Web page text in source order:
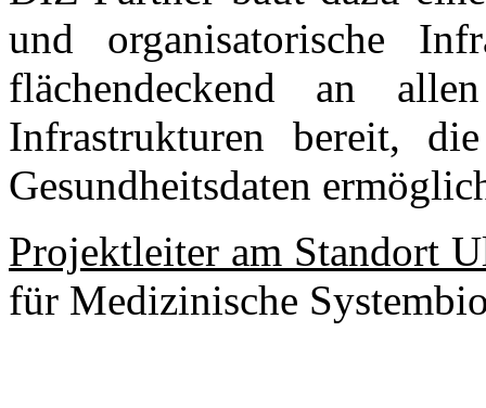
und organisatorische
flächendeckend an
Infrastrukturen bereit,
Gesundheitsdaten
Projektleiter am Standort
für Medizinische